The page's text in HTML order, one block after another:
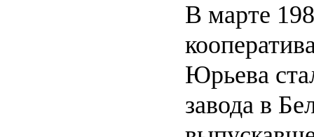
В марте
Юрьева
завода в